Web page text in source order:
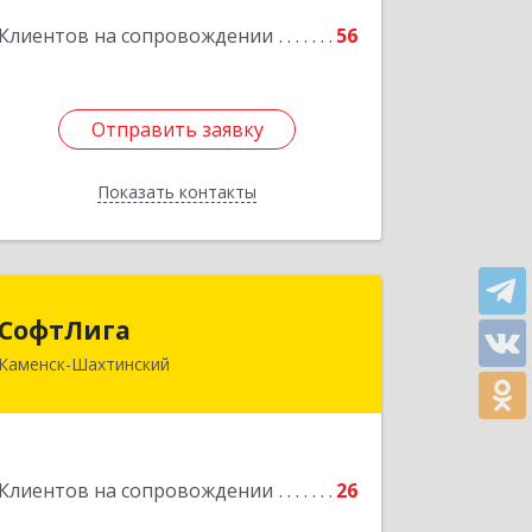
Клиентов на сопровождении 56
Отправить заявку
Показать контакты
Отправить заявку
Назад
СофтЛига
Каменск-Шахтинский
Клиентов на сопровождении 26
347800, Ростовская обл, Каменск-
Подробнее